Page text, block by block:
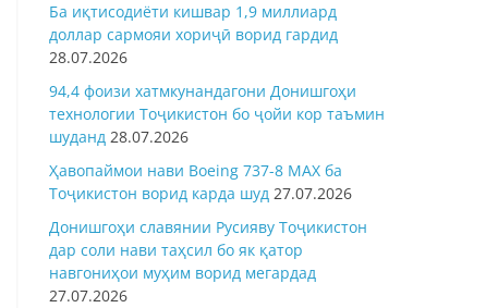
Ба иқтисодиёти кишвар 1,9 миллиард
доллар сармояи хориҷӣ ворид гардид
28.07.2026
94,4 фоизи хатмкунандагони Донишгоҳи
технологии Тоҷикистон бо ҷойи кор таъмин
шуданд 28.07.2026
Ҳавопаймои нави Boeing 737-8 MAX ба
Тоҷикистон ворид карда шуд 27.07.2026
Донишгоҳи славянии Русияву Тоҷикистон
дар соли нави таҳсил бо як қатор
навгониҳои муҳим ворид мегардад
27.07.2026